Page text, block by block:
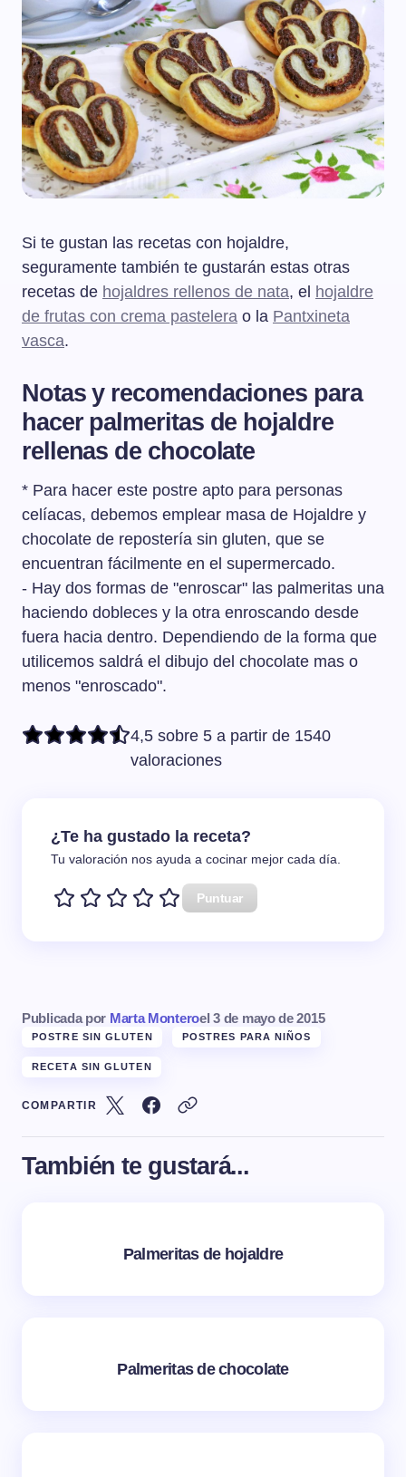
Si te gustan las recetas con hojaldre,
seguramente también te gustarán estas otras
recetas de hojaldres rellenos de nata, el hojaldre
de frutas con crema pastelera o la Pantxineta
vasca.
Notas y recomendaciones para
hacer palmeritas de hojaldre
rellenas de chocolate
* Para hacer este postre apto para personas
celíacas, debemos emplear masa de Hojaldre y
chocolate de repostería sin gluten, que se
encuentran fácilmente en el supermercado.
- Hay dos formas de "enroscar" las palmeritas una
haciendo dobleces y la otra enroscando desde
fuera hacia dentro. Dependiendo de la forma que
utilicemos saldrá el dibujo del chocolate mas o
menos "enroscado".
4,5 sobre 5 a partir de 1540
valoraciones
¿Te ha gustado la receta?
Tu valoración nos ayuda a cocinar mejor cada día.
Puntuar
Publicada por Marta Monteroel 3 de mayo de 2015
POSTRE SIN GLUTEN POSTRES PARA NIÑOS
RECETA SIN GLUTEN
COMPARTIR
También te gustará...
Palmeritas de hojaldre
Palmeritas de chocolate